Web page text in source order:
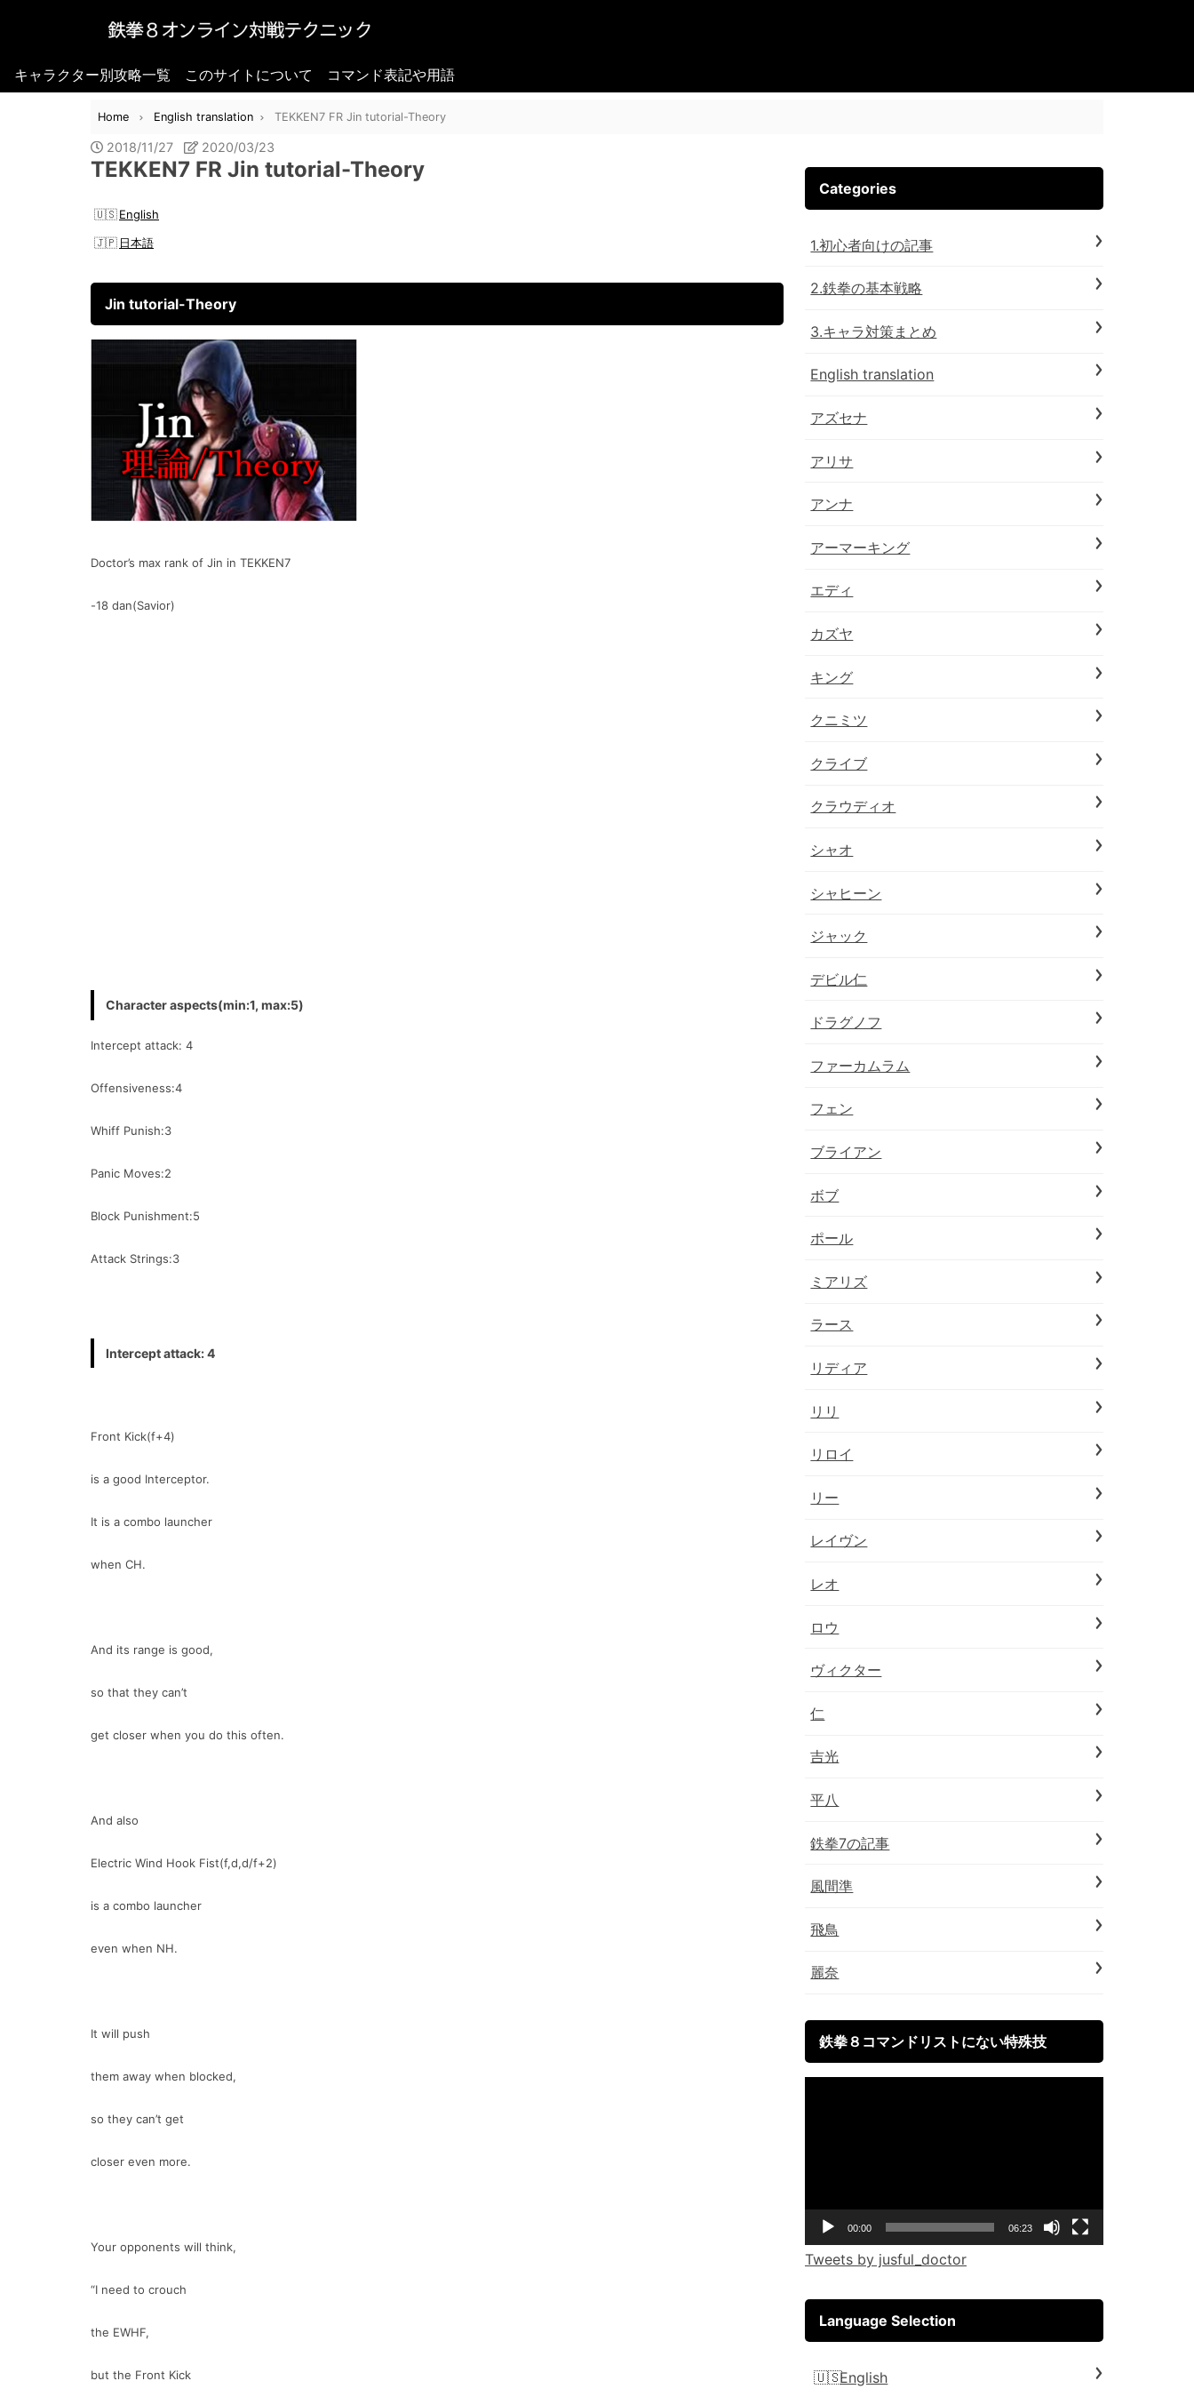
キャラクター別攻略一覧 このサイトについて コマンド表記や用語
Home English translation TEKKEN7 FR Jin tutorial-Theory
2018/11/27 2020/03/23
TEKKEN7 FR Jin tutorial-Theory
English
日本語
Jin tutorial-Theory
Doctor’s max rank of Jin in TEKKEN7
-18 dan(Savior)
Character aspects(min:1, max:5)
Intercept attack: 4
Offensiveness:4
Whiff Punish:3
Panic Moves:2
Block Punishment:5
Attack Strings:3
Intercept attack: 4
Front Kick(f+4)
is a good Interceptor.
It is a combo launcher
when CH.
And its range is good,
so that they can’t
get closer when you do this often.
And also
Electric Wind Hook Fist(f,d,d/f+2)
is a combo launcher
even when NH.
It will push
them away when blocked,
so they can’t get
closer even more.
Your opponents will think,
“I need to crouch
the EWHF,
but the Front Kick
Categories
1.初心者向けの記事
2.鉄拳の基本戦略
3.キャラ対策まとめ
English translation
アズセナ
アリサ
アンナ
アーマーキング
エディ
カズヤ
キング
クニミツ
クライブ
クラウディオ
シャオ
シャヒーン
ジャック
デビル仁
ドラグノフ
ファーカムラム
フェン
ブライアン
ボブ
ポール
ミアリズ
ラース
リディア
リリ
リロイ
リー
レイヴン
レオ
ロウ
ヴィクター
仁
吉光
平八
鉄拳7の記事
風間準
飛鳥
麗奈
鉄拳８コマンドリストにない特殊技
00:00 06:23
Tweets by jusful_doctor
Language Selection
English